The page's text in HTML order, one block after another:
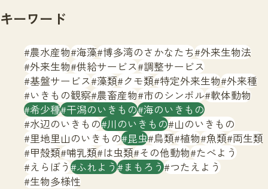
文字サイズ 小 中 大
生物多様性ふくおかウェブセンターとは
サイトマップ
キーワード
農水産物 海藻 博多湾のさかなたち 外来生物法
外来生物 供給サービス 調整サービス
基盤サービス 藻類 クモ類 特定外来生物 外来種
いきもの観察 農畜産物 市のシンボル 軟体動物
希少種 干潟のいきもの 海のいきもの
水辺のいきもの 川のいきもの 山のいきもの
里地里山のいきもの 昆虫 鳥類 植物 魚類 両生類
甲殻類 哺乳類 は虫類 その他動物 たべよう
えらぼう ふれよう まもろう つたえよう
生物多様性